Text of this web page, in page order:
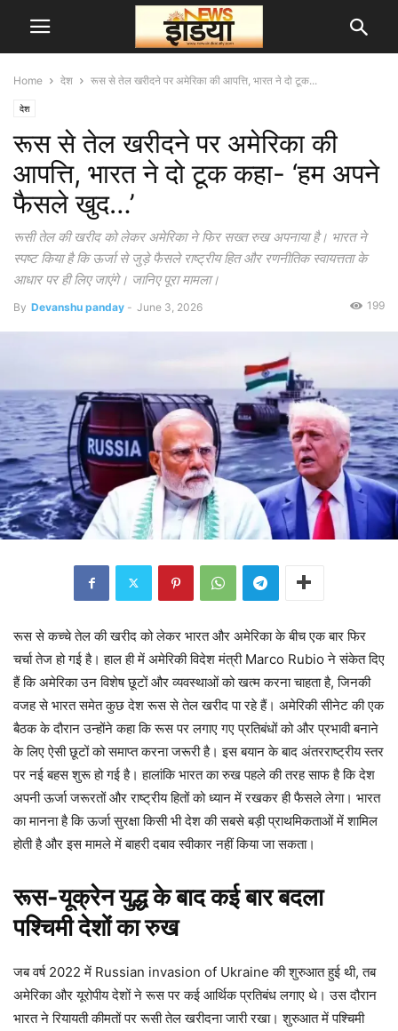
Home देश रूस से तेल खरीदने पर अमेरिका की आपत्ति, भारत ने दो टूक...
देश
रूस से तेल खरीदने पर अमेरिका की
आपत्ति, भारत ने दो टूक कहा- ‘हम अपने
फैसले खुद…’
रूसी तेल की खरीद को लेकर अमेरिका ने फिर सख्त रुख अपनाया है। भारत ने
स्पष्ट किया है कि ऊर्जा से जुड़े फैसले राष्ट्रीय हित और रणनीतिक स्वायत्तता के
आधार पर ही लिए जाएंगे। जानिए पूरा मामला।
By Devanshu panday - June 3, 2026 199
रूस से कच्चे तेल की खरीद को लेकर भारत और अमेरिका के बीच एक बार फिर
चर्चा तेज हो गई है। हाल ही में अमेरिकी विदेश मंत्री Marco Rubio ने संकेत दिए
हैं कि अमेरिका उन विशेष छूटों और व्यवस्थाओं को खत्म करना चाहता है, जिनकी
वजह से भारत समेत कुछ देश रूस से तेल खरीद पा रहे हैं। अमेरिकी सीनेट की एक
बैठक के दौरान उन्होंने कहा कि रूस पर लगाए गए प्रतिबंधों को और प्रभावी बनाने
के लिए ऐसी छूटों को समाप्त करना जरूरी है। इस बयान के बाद अंतरराष्ट्रीय स्तर
पर नई बहस शुरू हो गई है। हालांकि भारत का रुख पहले की तरह साफ है कि देश
अपनी ऊर्जा जरूरतों और राष्ट्रीय हितों को ध्यान में रखकर ही फैसले लेगा। भारत
का मानना है कि ऊर्जा सुरक्षा किसी भी देश की सबसे बड़ी प्राथमिकताओं में शामिल
होती है और इस मामले में बाहरी दबाव स्वीकार नहीं किया जा सकता।
रूस-यूक्रेन युद्ध के बाद कई बार बदला
पश्चिमी देशों का रुख
जब वर्ष 2022 में Russian invasion of Ukraine की शुरुआत हुई थी, तब
अमेरिका और यूरोपीय देशों ने रूस पर कई आर्थिक प्रतिबंध लगाए थे। उस दौरान
भारत ने रियायती कीमतों पर रूसी तेल खरीदना जारी रखा। शुरुआत में पश्चिमी